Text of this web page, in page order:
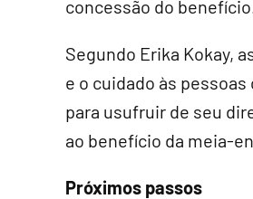
concessão do
Segundo Erika Kokay,
e o cuidado às
para usufruir de seu
ao benefício da meia-
Próximos passos